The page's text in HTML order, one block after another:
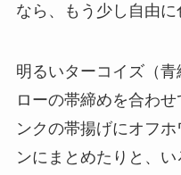
なら、もう少し自由に
明るいターコイズ（
ローの帯締めを合わ
ンクの帯揚げにオフ
ンにまとめたりと、